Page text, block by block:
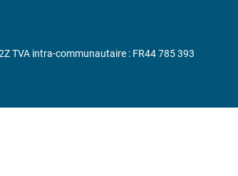
TVA intra-communautaire : FR44 785 393